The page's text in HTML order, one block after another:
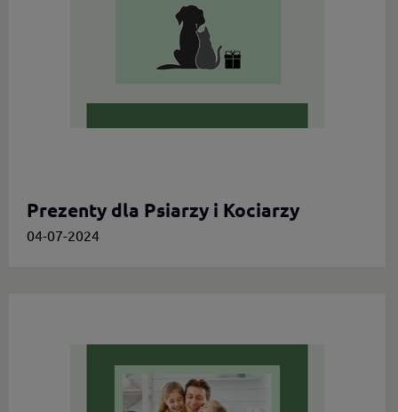
Prezenty dla Psiarzy i Kociarzy
04-07-2024